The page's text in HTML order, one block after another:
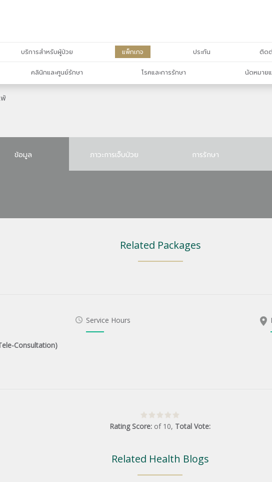
บริการสำหรับผู้ป่วย แพ็กเกจ ประกัน ติดต่
คลินิกและศูนย์รักษา โรคและการรักษา นัดหมาย
ข้อมูล ภาวะการเจ็บป่วย การรักษา
Related Packages
Consultation)
Service Hours
Rating Score: of 10, Total Vote:
Related Health Blogs